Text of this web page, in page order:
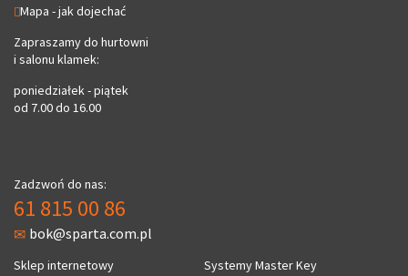
Mapa - jak dojechać
Zapraszamy do hurtowni
i salonu klamek:
poniedziałek - piątek
od 7.00 do 16.00
Zadzwoń do nas:
61 815 00 86
bok@sparta.com.pl
Sklep internetowy Systemy Master Key